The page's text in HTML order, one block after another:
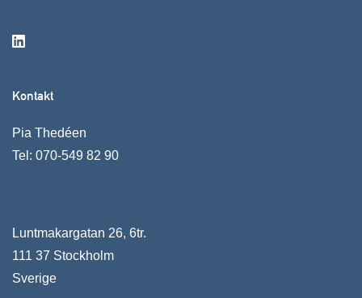
Kontakt
Pia Thedéen
Tel: 070-549 82 90
Luntmakargatan 26, 6tr.
111 37 Stockholm
Sverige